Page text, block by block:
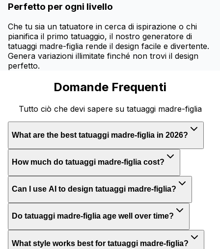
Perfetto per ogni livello
Che tu sia un tatuatore in cerca di ispirazione o chi
pianifica il primo tatuaggio, il nostro generatore di
tatuaggi madre-figlia rende il design facile e divertente.
Genera variazioni illimitate finché non trovi il design
perfetto.
Domande Frequenti
Tutto ciò che devi sapere su tatuaggi madre-figlia
What are the best tatuaggi madre-figlia in 2026?
How much do tatuaggi madre-figlia cost?
Can I use AI to design tatuaggi madre-figlia?
Do tatuaggi madre-figlia age well over time?
What style works best for tatuaggi madre-figlia?